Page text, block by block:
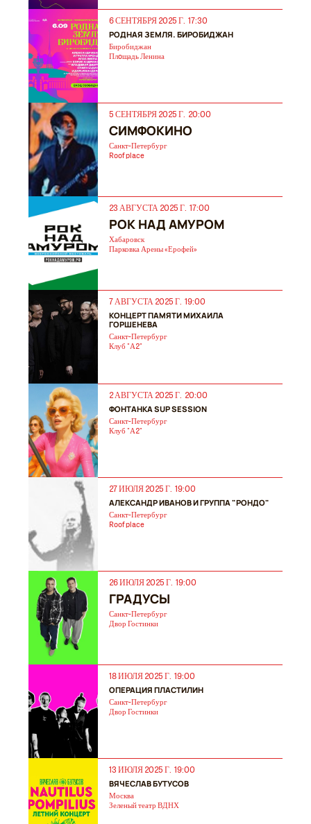
6 СЕНТЯБРЯ 2025 Г. 17:30
РОДНАЯ ЗЕМЛЯ. БИРОБИДЖАН
Биробиджан
Плoщадь Ленина
5 СЕНТЯБРЯ 2025 Г. 20:00
СИМФОКИНО
Санкт-Петербург
Roof place
23 АВГУСТА 2025 Г. 17:00
РОК НАД АМУРОМ
Хабаровск
Парковка Арены «Ерофей»
7 АВГУСТА 2025 Г. 19:00
КОНЦЕРТ ПАМЯТИ МИХАИЛА
ГОРШЕНЕВА
Санкт-Петербург
Клуб "А2"
2 АВГУСТА 2025 Г. 20:00
ФОНТАНКА SUP SESSION
Санкт-Петербург
Клуб "А2"
27 ИЮЛЯ 2025 Г. 19:00
АЛЕКСАНДР ИВАНОВ И ГРУППА "РОНДО"
Санкт-Петербург
Roof place
26 ИЮЛЯ 2025 Г. 19:00
ГРАДУСЫ
Санкт-Петербург
Двор Гостинки
18 ИЮЛЯ 2025 Г. 19:00
ОПЕРАЦИЯ ПЛАСТИЛИН
Санкт-Петербург
Двор Гостинки
13 ИЮЛЯ 2025 Г. 19:00
ВЯЧЕСЛАВ БУТУСОВ
Москва
Зеленый театр ВДНХ